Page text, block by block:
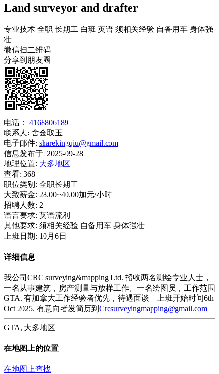
Land surveyor and drafter
专业技术 全职 长期工 白班 英语 须相关经验 自备用车 身体强
壮
微信扫二维码
分享到朋友圈
电话：
4168806189
联系人: 舍金取玉
电子邮件: sharekingqiu@gmail.com
信息发布于: 2025-09-28
地理位置: 大多地区
查看: 368
职位类别: 全职长期工
大致薪金: 28.00~40.00加元/小时
招聘人数: 2
语言要求: 英语流利
其他要求: 须相关经验 自备用车 身体强壮
上班日期: 10月6日
详细信息
我公司CRC surveying&mapping Ltd. 招收两名测绘专业人士，
一名从事建筑，房产测量与放样工作。一名绘图员，工作范围
GTA. 有加拿大工作经验者优先，待遇面谈，上班开始时间6th
Oct 2025. 有意向者发简历到 Crcsurveyingmapping@gmail.com
GTA, 大多地区
在地图上的位置
在地图上查找